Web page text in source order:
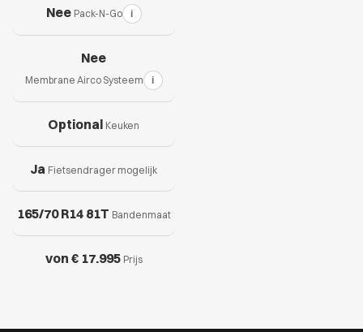
Nee Pack-N-Go i
Nee
Membrane Airco Systeem i
Optional Keuken
Ja Fietsendrager mogelijk
165/70 R14 81T Bandenmaat
von € 17.995 Prijs